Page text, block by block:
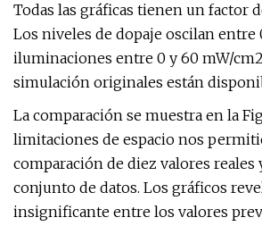
Todas las gráficas tienen un factor
Los niveles de dopaje oscilan entre
iluminaciones entre 0 y 60 mW/
simulación originales están
La comparación se muestra en la
limitaciones de espacio nos
comparación de diez valores
conjunto de datos. Los gráficos
insignificante entre los valores